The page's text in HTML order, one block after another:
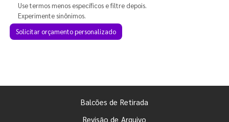
Use termos menos específicos e filtre depois.
Experimente sinônimos.
Solicitar orçamento personalizado
Balcões de Retirada
Revisão de Arquivo